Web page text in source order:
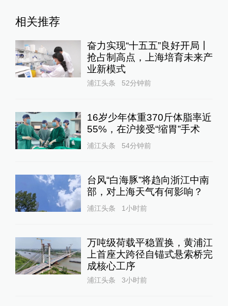
相关推荐
奋力实现“十五五”良好开局丨
抢占制高点，上海培育未来产
业新模式
浦江头条 52分钟前
16岁少年体重370斤体脂率近
55%，在沪接受“缩胃”手术
浦江头条 54分钟前
台风“白海豚”将趋向浙江中南
部，对上海天气有何影响？
浦江头条 1小时前
万吨级荷载平稳置换，黄浦江
上首座大跨径自锚式悬索桥完
成核心工序
浦江头条 3小时前